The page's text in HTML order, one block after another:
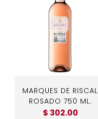
MARQUES DE RISCAL
ROSADO 750 ML.
$ 302.00